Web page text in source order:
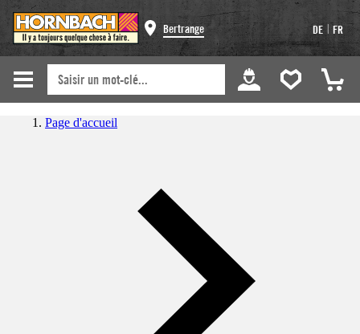
Bertrange DE | FR
Page d'accueil